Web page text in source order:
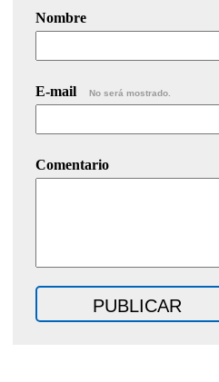
Nombre
E-mail No será mostrado.
Comentario